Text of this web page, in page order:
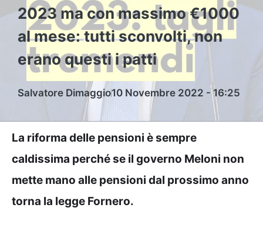
2023 ma con massimo €1000
al mese: tutti sconvolti, non
erano questi i patti
Salvatore Dimaggio10 Novembre 2022 - 16:25
La riforma delle pensioni è sempre
caldissima perché se il governo Meloni non
mette mano alle pensioni dal prossimo anno
torna la legge Fornero.